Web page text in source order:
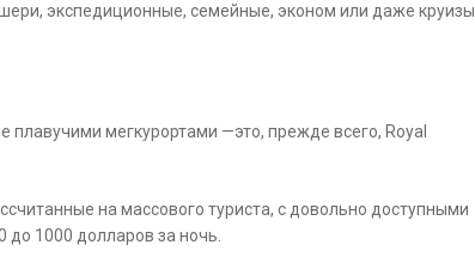
экспедиционные, семейные, эконом или даже круизы
мегкурортами —это, прежде всего, Royal
на массового туриста, с довольно доступными
1000 долларов за ночь.